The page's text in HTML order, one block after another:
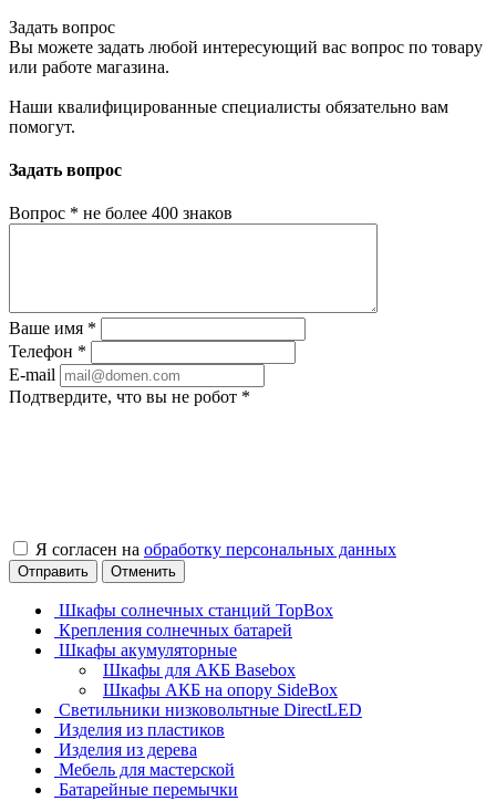
Задать вопрос
Вы можете задать любой интересующий вас вопрос по товару
или работе магазина.
Наши квалифицированные специалисты обязательно вам
помогут.
Задать вопрос
Вопрос * не более 400 знаков
Ваше имя *
Телефон *
E-mail
Подтвердите, что вы не робот *
Я согласен на обработку персональных данных
Отправить Отменить
Шкафы солнечных станций TopBox
Крепления солнечных батарей
Шкафы акумуляторные
Шкафы для АКБ Basebox
Шкафы АКБ на опору SideBox
Светильники низковольтные DirectLED
Изделия из пластиков
Изделия из дерева
Мебель для мастерской
Батарейные перемычки